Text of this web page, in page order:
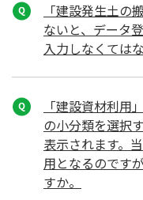
「建設発生土の
ないと、データ
入力しなくては
「建設資材利用
の小分類を選択
表示されます。
用となるのです
すか。